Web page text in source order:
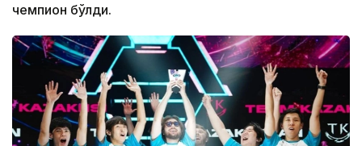
чемпион бўлди.